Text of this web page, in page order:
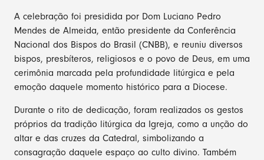
A celebração foi presidida por Dom Luciano Pedro
Mendes de Almeida, então presidente da Conferência
Nacional dos Bispos do Brasil (CNBB), e reuniu diversos
bispos, presbíteros, religiosos e o povo de Deus, em uma
cerimônia marcada pela profundidade litúrgica e pela
emoção daquele momento histórico para a Diocese.
Durante o rito de dedicação, foram realizados os gestos
próprios da tradição litúrgica da Igreja, como a unção do
altar e das cruzes da Catedral, simbolizando a
consagração daquele espaço ao culto divino. Também